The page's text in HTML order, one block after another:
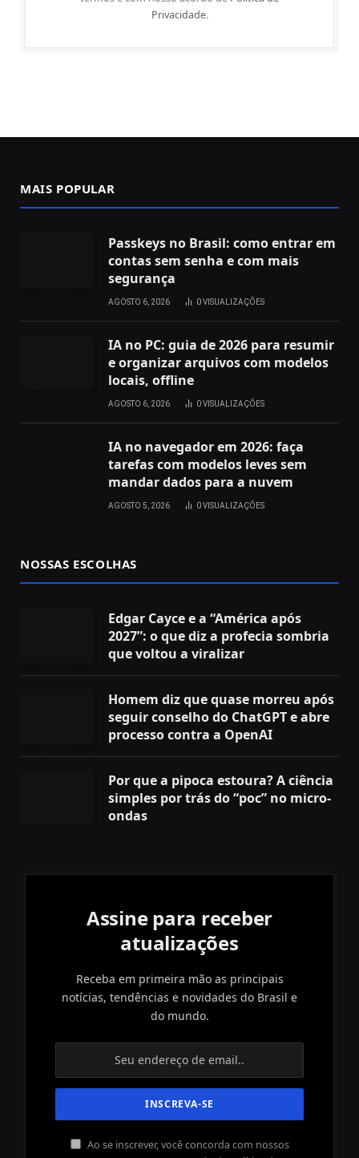
Privacidade.
MAIS POPULAR
Passkeys no Brasil: como entrar em
contas sem senha e com mais
segurança
AGOSTO 6, 2026 0VISUALIZAÇÕES
IA no PC: guia de 2026 para resumir
e organizar arquivos com modelos
locais, offline
AGOSTO 6, 2026 0VISUALIZAÇÕES
IA no navegador em 2026: faça
tarefas com modelos leves sem
mandar dados para a nuvem
AGOSTO 5, 2026 0VISUALIZAÇÕES
NOSSAS ESCOLHAS
Edgar Cayce e a “América após
2027”: o que diz a profecia sombria
que voltou a viralizar
Homem diz que quase morreu após
seguir conselho do ChatGPT e abre
processo contra a OpenAI
Por que a pipoca estoura? A ciência
simples por trás do “poc” no micro-
ondas
Assine para receber
atualizações
Receba em primeira mão as principais
notícias, tendências e novidades do Brasil e
do mundo.
Ao se inscrever, você concorda com nossos